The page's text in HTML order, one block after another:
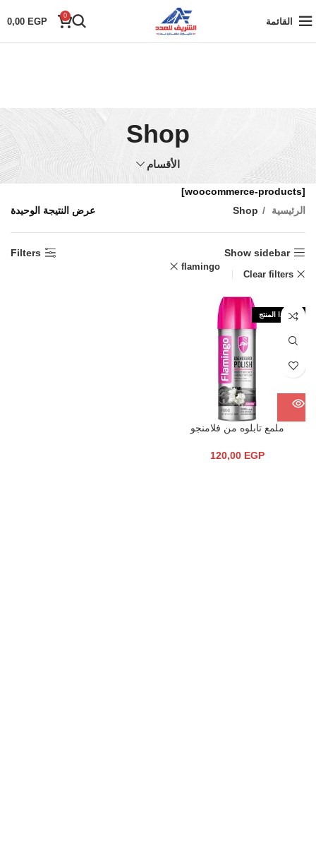
القائمة
0
0,00 EGP
Shop
الأقسام
[woocommerce-products]
الرئيسية
Shop عرض النتيجة الوحيدة
Show sidebar
Filters
Clear filters
flamingo
نفذ هذا المنتج
ملمع تابلوه من فلامنجو
120,00 EGP